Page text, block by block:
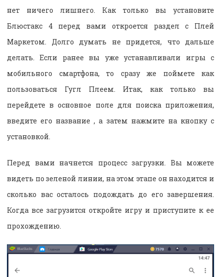
нет ничего лишнего. Как только вы установите
Блюстакс 4 перед вами откроется раздел с Плей
Маркетом. Долго думать не придется, что дальше
делать. Если ранее вы уже устанавливали игры с
мобильного смартфона, то сразу же поймете как
пользоваться Гугл Плеем. Итак, как только вы
перейдете в основное поле для поиска приложения,
введите его название , а затем нажмите на кнопку с
установкой.
Перед вами начнется процесс загрузки. Вы можете
видеть по зеленой линии, на этом этапе он находится и
сколько вас осталось подождать до его завершения.
Когда все загрузится откройте игру и приступите к ее
прохождению.